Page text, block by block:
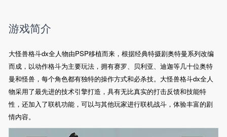
游戏简介
大怪兽格斗dx全人物由PSP移植而来，根据经典特摄剧奥特曼系列改编
而成，以动作格斗为主要玩法，拥有赛罗、贝利亚、迪迦等几十位奥特
曼和怪兽，每个角色都有独特的操作方式和必杀技。大怪兽格斗dx全人
物采用了最先进的技术引擎打造，具有无比真实的打击反馈和技能特
性，还加入了联机功能，可以与其他玩家进行联机战斗，体验丰富的剧
情内容。